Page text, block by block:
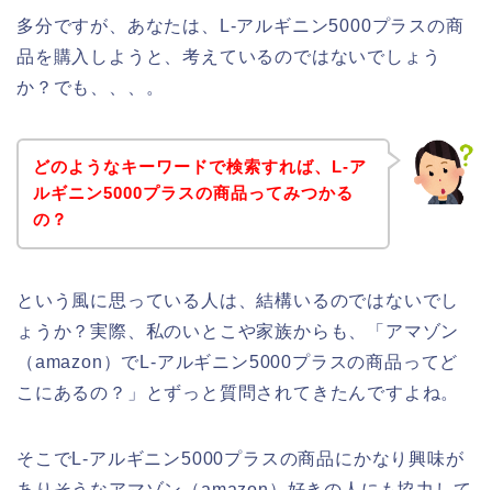
多分ですが、あなたは、L-アルギニン5000プラスの商
品を購入しようと、考えているのではないでしょう
か？でも、、、。
どのようなキーワードで検索すれば、L-ア
ルギニン5000プラスの商品ってみつかる
の？
という風に思っている人は、結構いるのではないでし
ょうか？実際、私のいとこや家族からも、「アマゾン
（amazon）でL-アルギニン5000プラスの商品ってど
こにあるの？」とずっと質問されてきたんですよね。
そこでL-アルギニン5000プラスの商品にかなり興味が